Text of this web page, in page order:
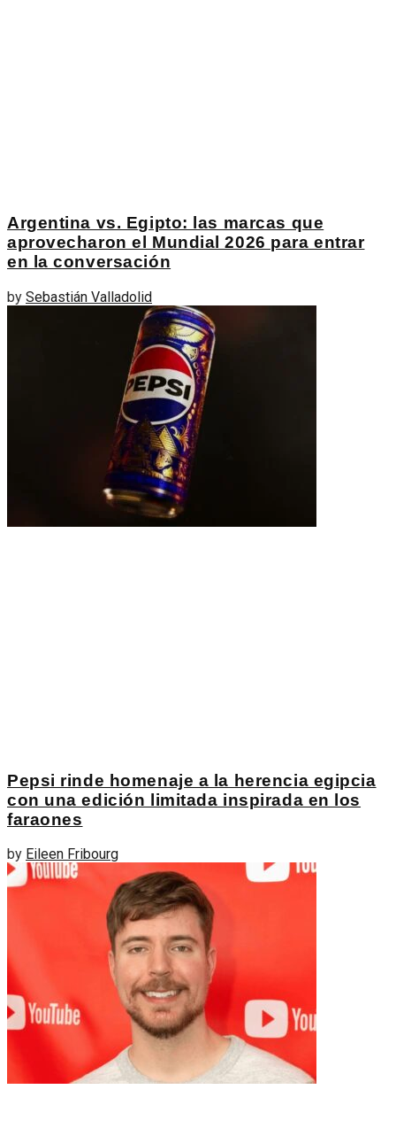
Argentina vs. Egipto: las marcas que
aprovecharon el Mundial 2026 para entrar
en la conversación
by Sebastián Valladolid
Pepsi rinde homenaje a la herencia egipcia
con una edición limitada inspirada en los
faraones
by Eileen Fribourg